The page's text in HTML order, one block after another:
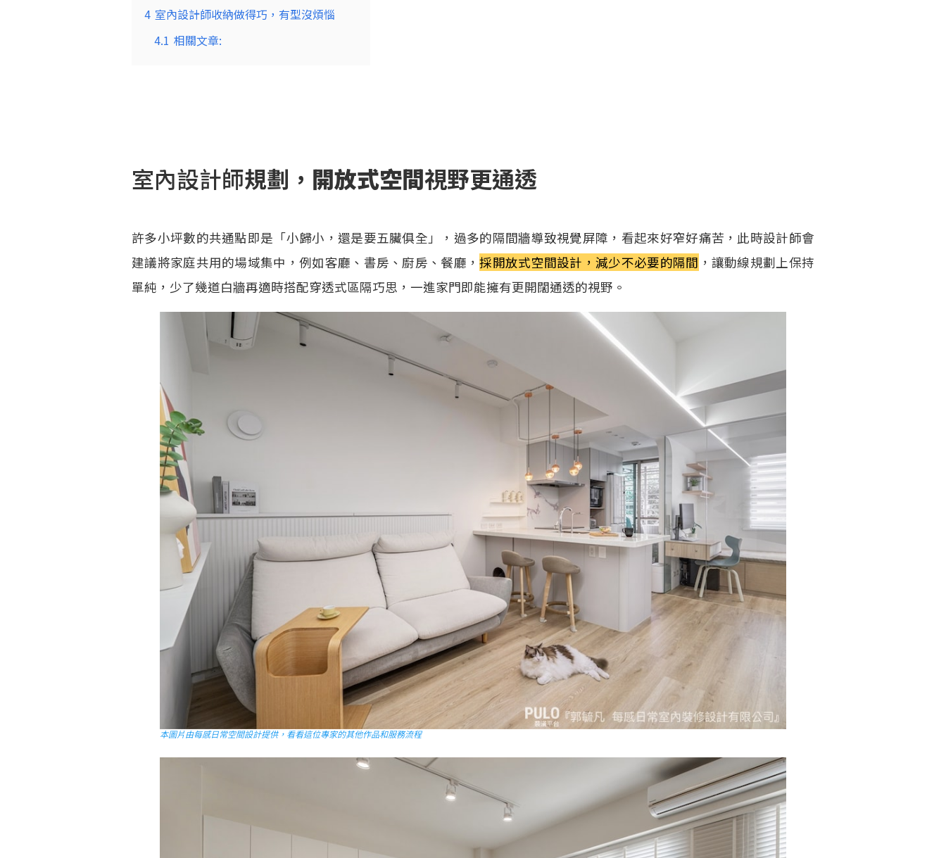
4 室內設計師收納做得巧，有型沒煩惱
4.1 相關文章:
室內設計師規劃， 開放式空間視野更通透
許多小坪數的共通點即是「小歸小，還是要五臟俱全」，過多的隔間牆導致視覺屏障，看起來好窄好痛苦，此時設計師會
建議將家庭共用的場域集中，例如客廳、書房、廚房、餐廳，採開放式空間設計，減少不必要的隔間 ，讓動線規劃上保持
單純，少了幾道白牆再適時搭配穿透式區隔巧思，一進家門即能擁有更開闊通透的視野。
本圖片由每感日常空間設計提供，看看這位專家的其他作品和服務流程